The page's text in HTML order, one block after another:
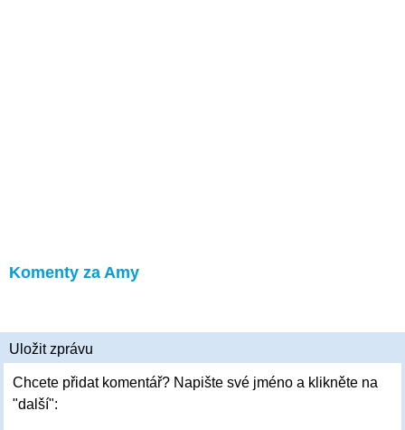
Komenty za Amy
Uložit zprávu
Chcete přidat komentář? Napište své jméno a klikněte na
"další":